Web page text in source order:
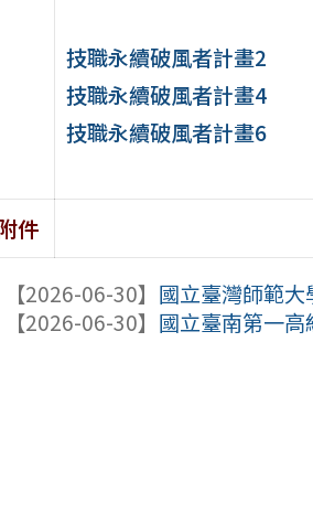
技職永續破風者計畫2
技職永續破風者計畫4
技職永續破風者計畫6
件
【2026-06-30】 國立臺灣師範
【2026-06-30】 國立臺南第一